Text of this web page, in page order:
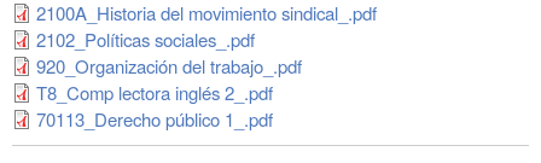
2100A_Historia del movimiento sindical_.pdf
2102_Políticas sociales_.pdf
920_Organización del trabajo_.pdf
T8_Comp lectora inglés 2_.pdf
70113_Derecho público 1_.pdf